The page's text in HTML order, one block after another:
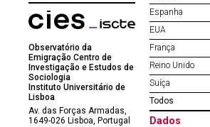
Observatório da
Emigração Centro de
Investigação e Estudos de
Sociologia
Instituto Universitário de
Lisboa
Av. das Forças Armadas,
1649-026 Lisboa, Portugal
Espanha
EUA
França
Reino Unido
Suíça
Todos
Dados